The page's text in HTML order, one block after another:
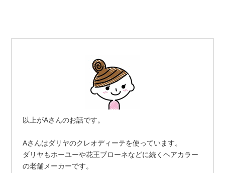
以上がAさんのお話です。
Aさんはダリヤのクレオディーテを使っています。
ダリヤもホーユーや花王ブローネなどに続くヘアカラー
の老舗メーカーです。